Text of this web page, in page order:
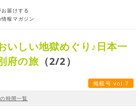
届けする
報マガジン
いしい地獄めぐり♪日本一
府の旅 （2/2）
掲載号 vol.7
時間一覧